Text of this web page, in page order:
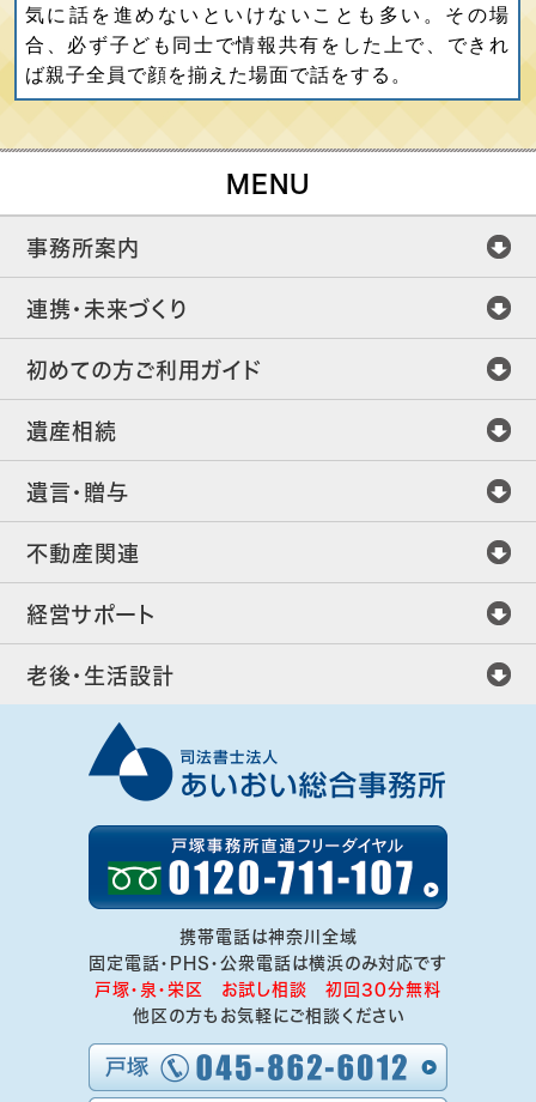
気に話を進めないといけないことも多い。その場
合、必ず子ども同士で情報共有をした上で、できれ
ば親子全員で顔を揃えた場面で話をする。
MENU
事務所案内
連携・未来づくり
初めての方ご利用ガイド
遺産相続
遺言・贈与
不動産関連
経営サポート
老後・生活設計
携帯電話は神奈川全域
固定電話・PHS・公衆電話は横浜のみ対応です
戸塚・泉・栄区 お試し相談 初回30分無料
他区の方もお気軽にご相談ください